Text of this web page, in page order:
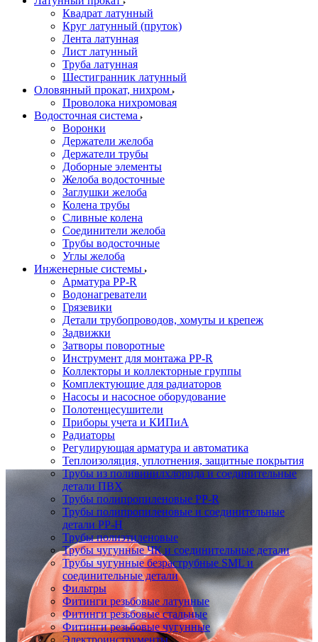
Квадрат латунный
Круг латунный (пруток)
Лента латунная
Лист латунный
Труба латунная
Шестигранник латунный
Оловянный прокат, нихром
Проволока нихромовая
Водосточная система
Воронки
Держатели желоба
Держатели трубы
Доборные элементы
Желоба водосточные
Заглушки желоба
Колена трубы
Сливные колена
Соединители желоба
Трубы водосточные
Углы желоба
Инженерные системы
Арматура PP-R
Водонагреватели
Грязевики
Детали трубопроводов, хомуты и крепеж
Задвижки
Затворы поворотные
Инструмент для монтажа PP-R
Коллекторы и коллекторные группы
Комплектующие для радиаторов
Насосы и насосное оборудование
Полотенцесушители
Приборы учета и КИПиА
Радиаторы
Регулирующая арматура и автоматика
Теплоизоляция, уплотнения, защитные покрытия
Трубы из поливинилхлорида и соединительные
детали ПВХ
Трубы полипропиленовые PP-R
Трубы полипропиленовые и соединительные
детали PP-H
Трубы полиэтиленовые
Трубы чугунные ЧК и соединительные детали
Трубы чугунные безраструбные SML и
соединительные детали
Фильтры
Фитинги резьбовые латунные
Фитинги резьбовые стальные
Фитинги резьбовые чугунные
Электроинструменты